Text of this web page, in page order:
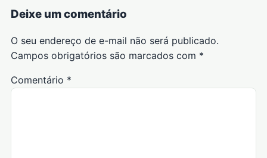
Deixe um comentário
O seu endereço de e-mail não será publicado.
Campos obrigatórios são marcados com *
Comentário *